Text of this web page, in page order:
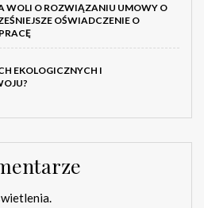
WOLI O ROZWIĄZANIU UMOWY O
OŚWIADCZENIE O
EKOLOGICZNYCH I